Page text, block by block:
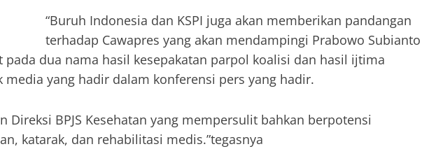
“Buruh Indonesia dan KSPI juga akan memberikan pandangan
terhadap Cawapres yang akan mendampingi Prabowo Subianto
dua nama hasil kesepakatan parpol koalisi dan hasil ijtima
media yang hadir dalam konferensi pers yang hadir.
Direksi BPJS Kesehatan yang mempersulit bahkan berpotensi
katarak, dan rehabilitasi medis.”tegasnya